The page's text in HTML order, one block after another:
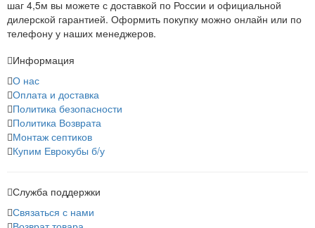
шаг 4,5м вы можете с доставкой по России и официальной
дилерской гарантией. Оформить покупку можно онлайн или по
телефону у наших менеджеров.
Информация
О нас
Оплата и доставка
Политика безопасности
Политика Возврата
Монтаж септиков
Купим Еврокубы б/у
Служба поддержки
Связаться с нами